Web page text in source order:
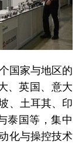
国家与地区的
、英国、意大
、土耳其、印
泰国等，集中
化与操控技术